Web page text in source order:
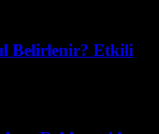
Belirlenir? Etkili